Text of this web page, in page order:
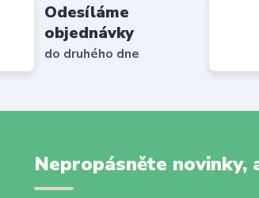
Odesíláme
objednávky
do druhého dne
Nepropásněte novinky,